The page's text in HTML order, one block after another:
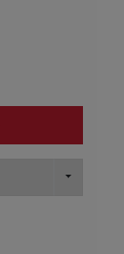
Toggle